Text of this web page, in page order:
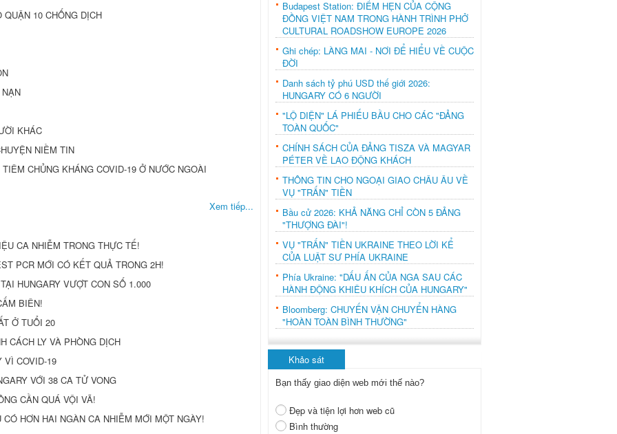
10 CHỐNG DỊCH
KHÁC
NIỀM TIN
CHỦNG KHÁNG COVID-19 Ở NƯỚC NGOÀI
Xem tiếp...
CA NHIỄM TRONG THỰC TẾ!
PCR MỚI CÓ KẾT QUẢ TRONG 2H!
HUNGARY VƯỢT CON SỐ 1.000
BIÊN!
Ở TUỔI 20
CÁCH LY VÀ PHÒNG DỊCH
VÌ COVID-19
VỚI 38 CA TỬ VONG
CẦN QUÁ VỘI VÃ!
HƠN HAI NGÀN CA NHIỄM MỚI MỘT NGÀY!
Budapest Station: ĐIỂM HẸN CỦA CỘNG
ĐỒNG VIỆT NAM TRONG HÀNH TRÌNH PHỞ
CULTURAL ROADSHOW EUROPE 2026
Ghi chép: LÀNG MAI - NƠI ĐỂ HIỂU VỀ CUỘC
ĐỜI
Danh sách tỷ phú USD thế giới 2026:
HUNGARY CÓ 6 NGƯỜI
"LỘ DIỆN" LÁ PHIẾU BẦU CHO CÁC "ĐẢNG
TOÀN QUỐC"
CHÍNH SÁCH CỦA ĐẢNG TISZA VÀ MAGYAR
PÉTER VỀ LAO ĐỘNG KHÁCH
THÔNG TIN CHO NGOẠI GIAO CHÂU ÂU VỀ
VỤ "TRẤN" TIỀN
Bầu cử 2026: KHẢ NĂNG CHỈ CÒN 5 ĐẢNG
"THƯỢNG ĐÀI"!
VỤ "TRẤN" TIỀN UKRAINE THEO LỜI KỂ
CỦA LUẬT SƯ PHÍA UKRAINE
Phía Ukraine: "DẤU ẤN CỦA NGA SAU CÁC
HÀNH ĐỘNG KHIÊU KHÍCH CỦA HUNGARY"
Bloomberg: CHUYẾN VẬN CHUYỂN HÀNG
"HOÀN TOÀN BÌNH THƯỜNG"
Khảo sát
Bạn thấy giao diện web mới thế nào?
Đẹp và tiện lợi hơn web cũ
Bình thường